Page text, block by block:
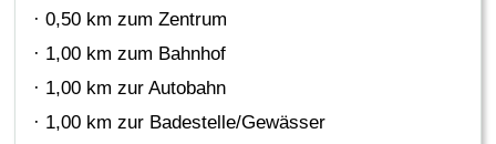
· 0,50 km zum Zentrum
· 1,00 km zum Bahnhof
· 1,00 km zur Autobahn
· 1,00 km zur Badestelle/Gewässer